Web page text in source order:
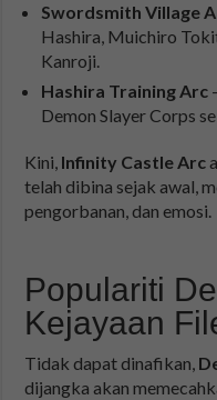
Swordsmith Village
Hashira, Muichiro
Kanroji.
Hashira Training Arc
Demon Slayer Corps
Kini, Infinity Castle Arc
telah dibina sejak awal,
pengorbanan, dan emosi.
Populariti
Kejayaan
Tidak dapat dinafikan,
dijangka akan